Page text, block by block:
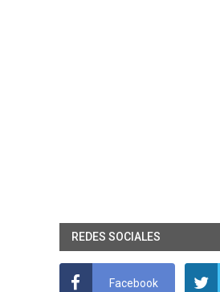
REDES SOCIALES
Facebook